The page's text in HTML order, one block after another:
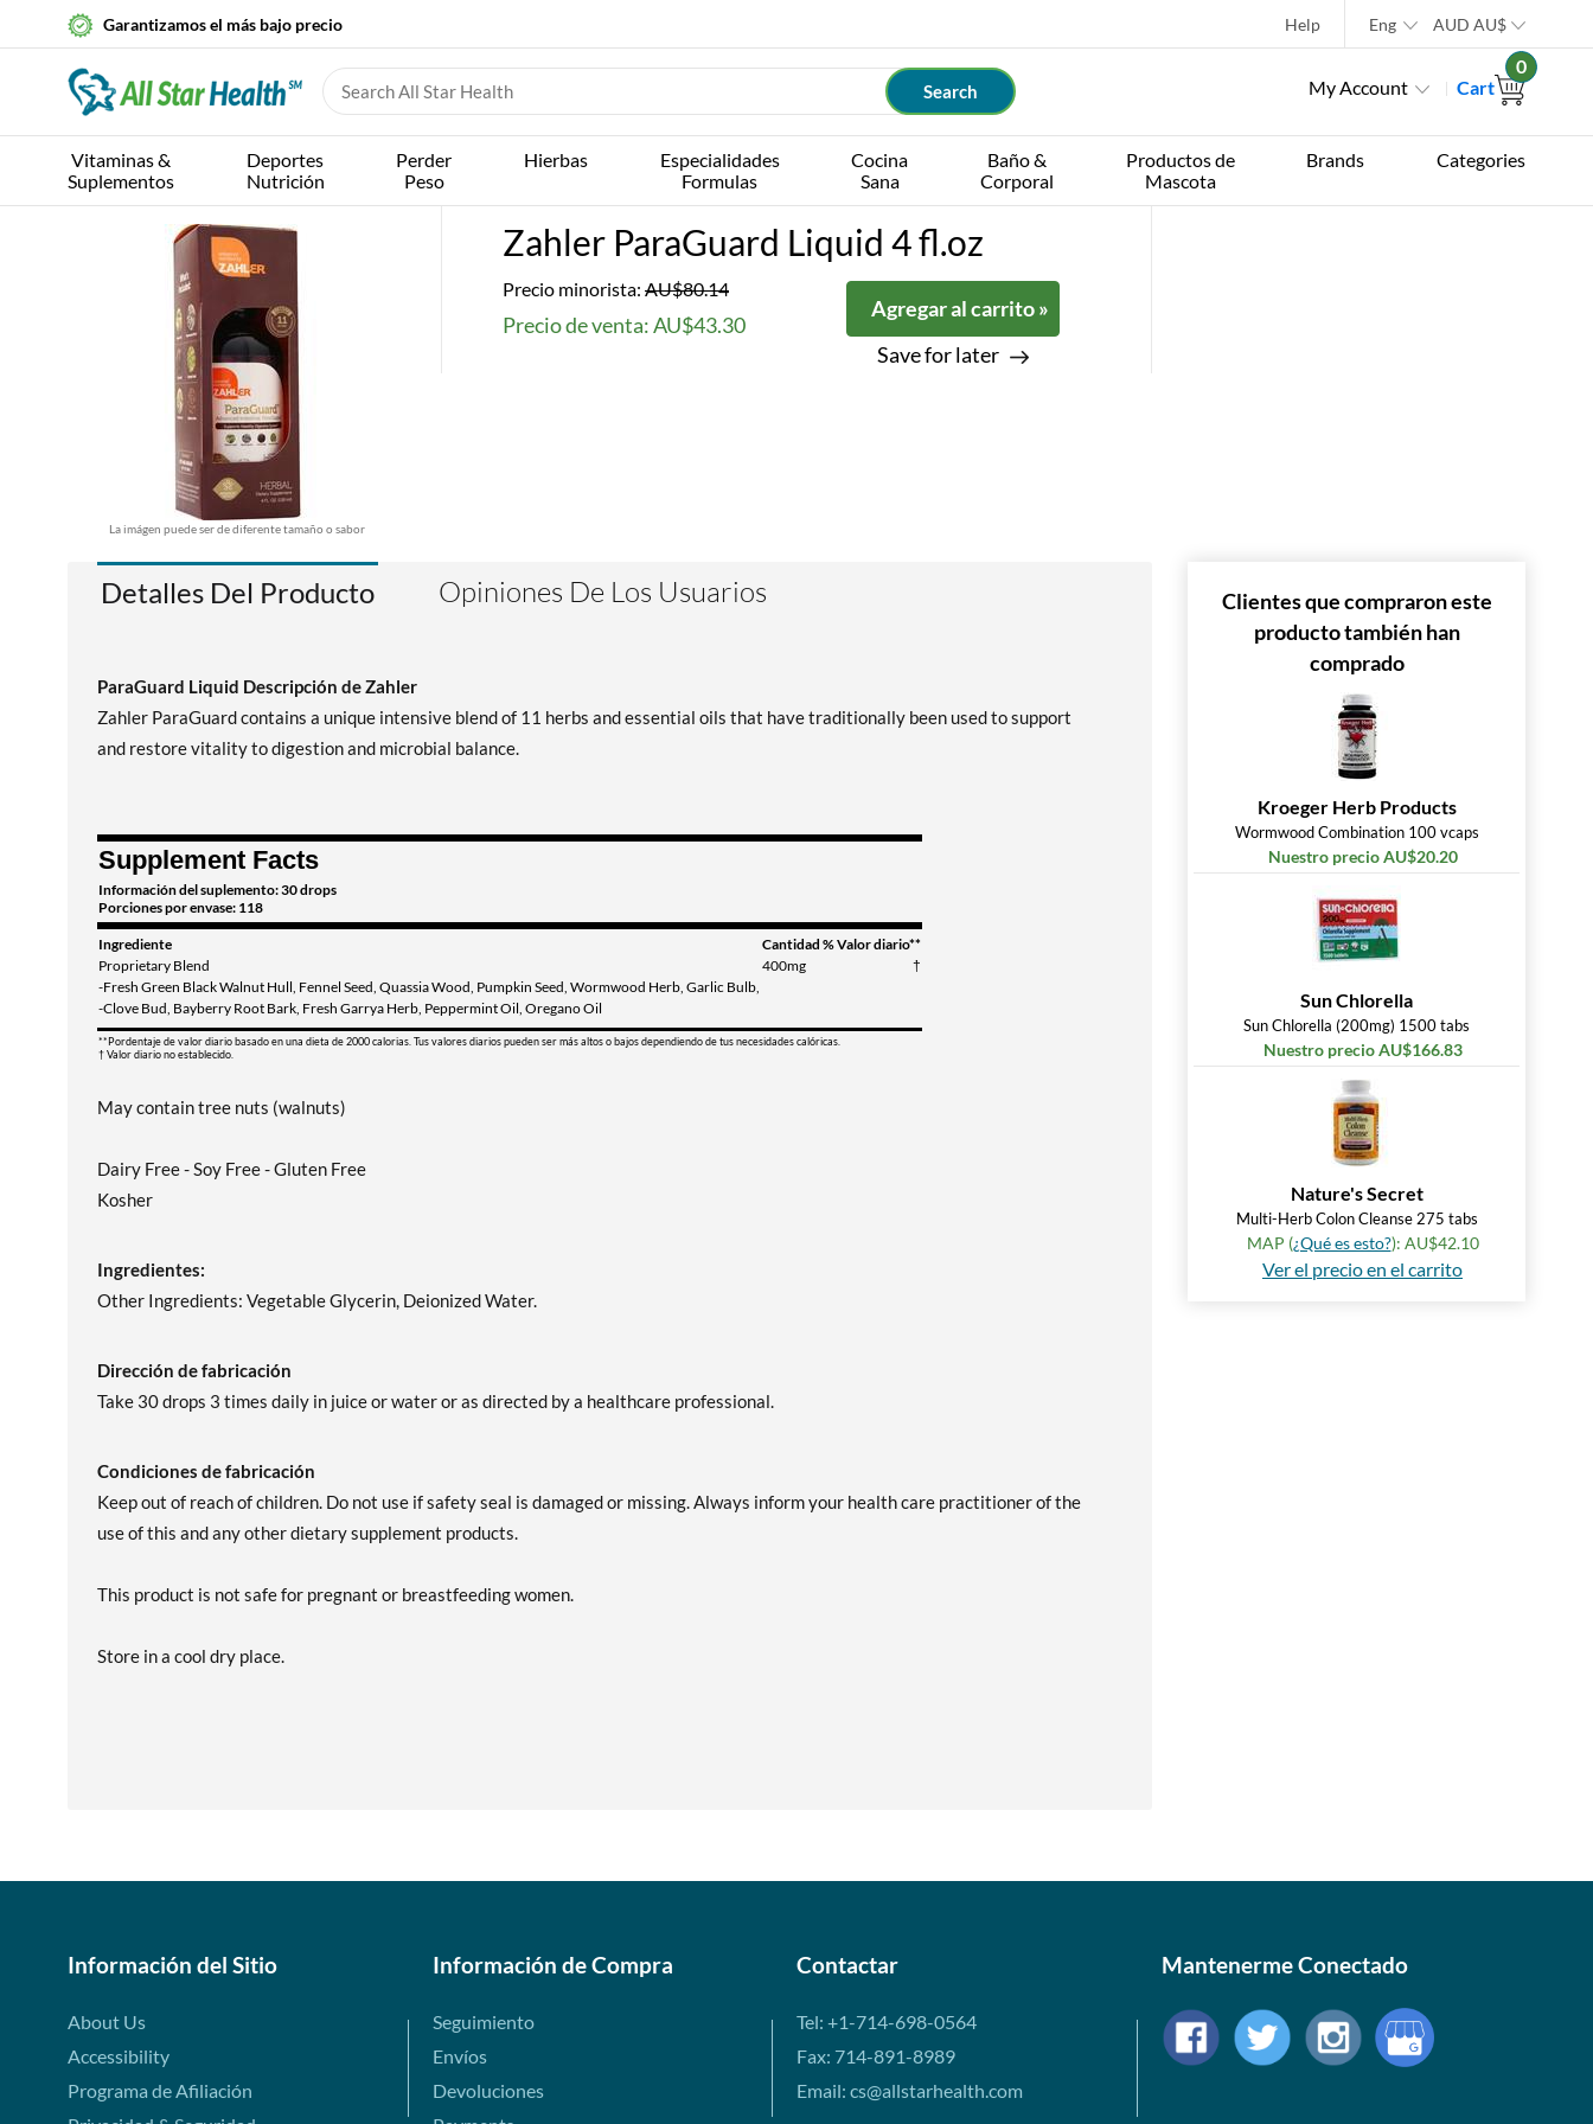
Garantizamos el más bajo precio Help Eng AUD AU$
My Account Cart
0
Vitaminas &
Suplementos
Deportes
Nutrición
Perder
Peso
Hierbas
Especialidades
Formulas
Cocina
Sana
Baño &
Corporal
Productos de
Mascota
Brands Categories
La imágen puede ser de diferente tamaño o sabor
Zahler ParaGuard Liquid 4 fl.oz
Precio minorista: AU$80.14
Precio de venta: AU$43.30
Agregar al carrito »
Save for later
Detalles Del Producto Opiniones De Los Usuarios
ParaGuard Liquid Descripción de Zahler
Zahler ParaGuard contains a unique intensive blend of 11 herbs and essential oils that have traditionally been used to support
and restore vitality to digestion and microbial balance.
Supplement Facts
Información del suplemento: 30 drops
Porciones por envase: 118
Ingrediente Cantidad % Valor diario**
Proprietary Blend
400mg
†
-Fresh Green Black Walnut Hull, Fennel Seed, Quassia Wood, Pumpkin Seed, Wormwood Herb, Garlic Bulb,
-Clove Bud, Bayberry Root Bark, Fresh Garrya Herb, Peppermint Oil, Oregano Oil
**Pordentaje de valor diario basado en una dieta de 2000 calorias. Tus valores diarios pueden ser más altos o bajos dependiendo de tus necesidades calóricas.
† Valor diario no establecido.
May contain tree nuts (walnuts)
Dairy Free - Soy Free - Gluten Free
Kosher
Ingredientes:
Other Ingredients: Vegetable Glycerin, Deionized Water.
Dirección de fabricación
Take 30 drops 3 times daily in juice or water or as directed by a healthcare professional.
Condiciones de fabricación
Keep out of reach of children. Do not use if safety seal is damaged or missing. Always inform your health care practitioner of the
use of this and any other dietary supplement products.
This product is not safe for pregnant or breastfeeding women.
Store in a cool dry place.
Clientes que compraron este
producto también han
comprado
Kroeger Herb Products
Wormwood Combination 100 vcaps
Nuestro precio AU$20.20
Sun Chlorella
Sun Chlorella (200mg) 1500 tabs
Nuestro precio AU$166.83
Nature's Secret
Multi-Herb Colon Cleanse 275 tabs
MAP (¿Qué es esto?): AU$42.10
Ver el precio en el carrito
Información del Sitio
About Us
Accessibility
Programa de Afiliación
Información de Compra
Seguimiento
Envíos
Devoluciones
Contactar
Tel: +1-714-698-0564
Fax: 714-891-8989
Email: cs@allstarhealth.com
Mantenerme Conectado